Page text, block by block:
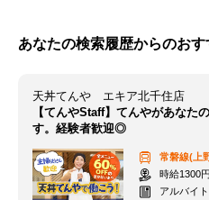
あなたの検索履歴からのおす
天丼てんや エキア北千住店
【てんやStaff】てんやがあなた
す。経験者歓迎◎
常磐線(上
時給1300
アルバイ